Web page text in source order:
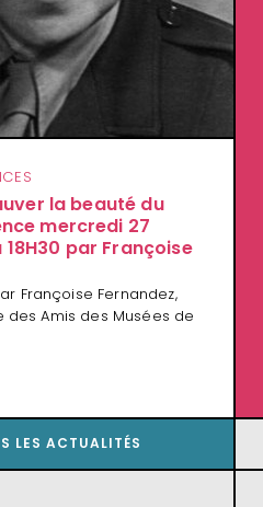
la beauté du
mercredi 27
par Françoise
Françoise Fernandez,
des Amis des Musées de
LES ACTUALITÉS